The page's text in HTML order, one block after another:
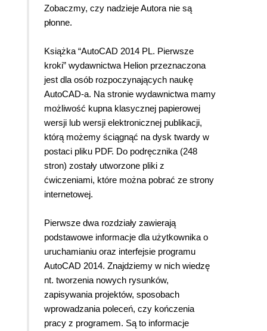
Zobaczmy, czy nadzieje Autora nie są
płonne.
Książka “AutoCAD 2014 PL. Pierwsze
kroki” wydawnictwa Helion przeznaczona
jest dla osób rozpoczynających naukę
AutoCAD-a. Na stronie wydawnictwa mamy
możliwość kupna klasycznej papierowej
wersji lub wersji elektronicznej publikacji,
którą możemy ściągnąć na dysk twardy w
postaci pliku PDF. Do podręcznika (248
stron) zostały utworzone pliki z
ćwiczeniami, które można pobrać ze strony
internetowej.
Pierwsze dwa rozdziały zawierają
podstawowe informacje dla użytkownika o
uruchamianiu oraz interfejsie programu
AutoCAD 2014. Znajdziemy w nich wiedzę
nt. tworzenia nowych rysunków,
zapisywania projektów, sposobach
wprowadzania poleceń, czy kończenia
pracy z programem. Są to informacje